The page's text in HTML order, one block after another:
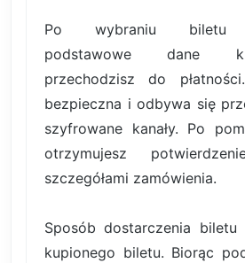
Po wybraniu biletu
podstawowe dane
przechodzisz do
bezpieczna i odbywa się
szyfrowane kanały. Po
otrzymujesz
szczegółami zamówienia.
Sposób dostarczenia
kupionego biletu. Biorąc